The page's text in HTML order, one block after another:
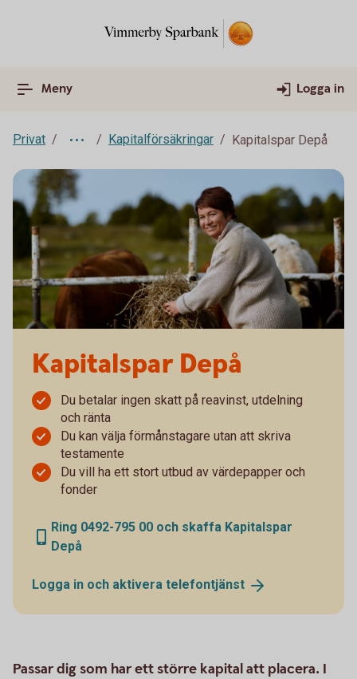
Meny Logga in
Privat Kapitalförsäkringar Kapitalspar Depå
Kapitalspar Depå
Du betalar ingen skatt på reavinst, utdelning
och ränta
Du kan välja förmånstagare utan att skriva
testamente
Du vill ha ett stort utbud av värdepapper och
fonder
Ring 0492-795 00 och skaffa Kapitalspar
Depå
Logga in och aktivera telefontjänst
Passar dig som har ett större kapital att placera. I